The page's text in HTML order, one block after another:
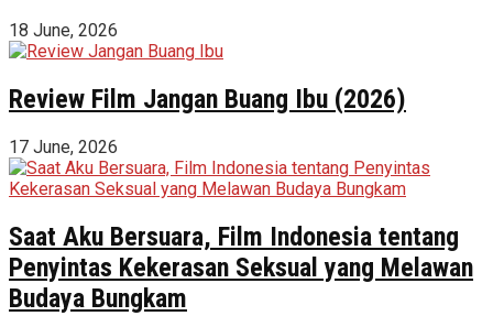
18 June, 2026
Review Film Jangan Buang Ibu (2026)
17 June, 2026
Saat Aku Bersuara, Film Indonesia tentang
Penyintas Kekerasan Seksual yang Melawan
Budaya Bungkam